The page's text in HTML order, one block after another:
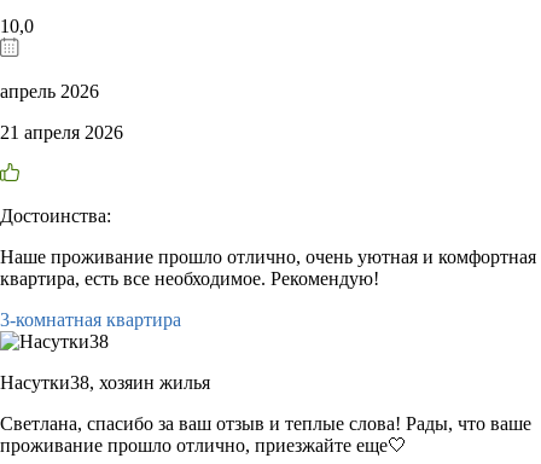
10,0
апрель 2026
21 апреля 2026
Достоинства:
Наше проживание прошло отлично, очень уютная и комфортная
квартира, есть все необходимое. Рекомендую!
3-комнатная квартира
Насутки38, хозяин жилья
Светлана, спасибо за ваш отзыв и теплые слова! Рады, что ваше
проживание прошло отлично, приезжайте еще🤍